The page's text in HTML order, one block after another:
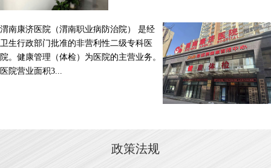
渭南康济医院（渭南职业病防治院） 是经
卫生行政部门批准的非营利性二级专科医
院。健康管理（体检）为医院的主营业务。
医院营业面积3...
政策法规